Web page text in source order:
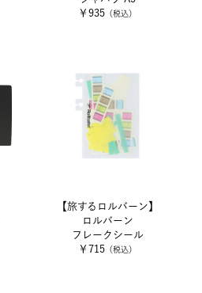
￥935 （税込）
【旅するロルバーン】
ロルバーン
フレークシール
￥715 （税込）